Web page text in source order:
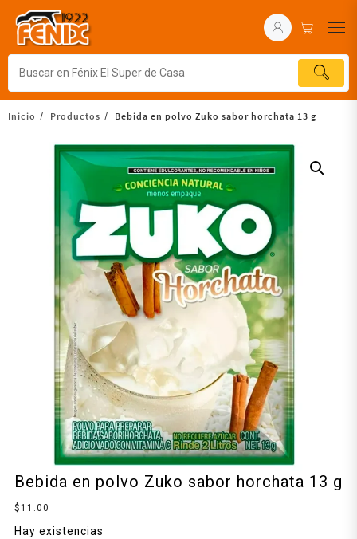
Inicio Productos Bebida en polvo Zuko sabor horchata 13 g
Bebida en polvo Zuko sabor horchata 13 g
$ 11.00
Hay existencias